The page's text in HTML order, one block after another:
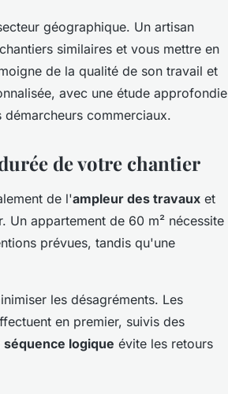
géographique. Un artisan
similaires et vous mettre en
de la qualité de son travail et
avec une étude approfondie
commerciaux.
de votre chantier
de l'ampleur des travaux et
appartement de 60 m² nécessite
prévues, tandis qu'une
les désagréments. Les
en premier, suivis des
séquence logique évite les retours